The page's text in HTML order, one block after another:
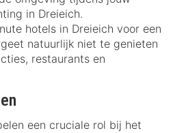
in Dreieich.
hotels in Dreieich voor een
natuurlijk niet te genieten
restaurants en
een cruciale rol bij het